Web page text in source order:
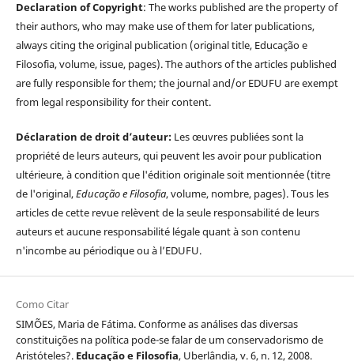
Declaration of Copyright: The works published are the property of
their authors, who may make use of them for later publications,
always citing the original publication (original title, Educação e
Filosofia, volume, issue, pages). The authors of the articles published
are fully responsible for them; the journal and/or EDUFU are exempt
from legal responsibility for their content.
Déclaration de droit d’auteur: Les œuvres publiées sont la
propriété de leurs auteurs, qui peuvent les avoir pour publication
ultérieure, à condition que l'édition originale soit mentionnée (titre
de l'original,Educação e Filosofia, volume, nombre, pages). Tous les
articles de cette revue relèvent de la seule responsabilité de leurs
auteurs et aucune responsabilité légale quant à son contenu
n'incombe au périodique ou à l’EDUFU.
Como Citar
SIMÕES, Maria de Fátima. Conforme as análises das diversas
constituições na política pode-se falar de um conservadorismo de
Aristóteles?. Educação e Filosofia, Uberlândia, v. 6, n. 12, 2008.